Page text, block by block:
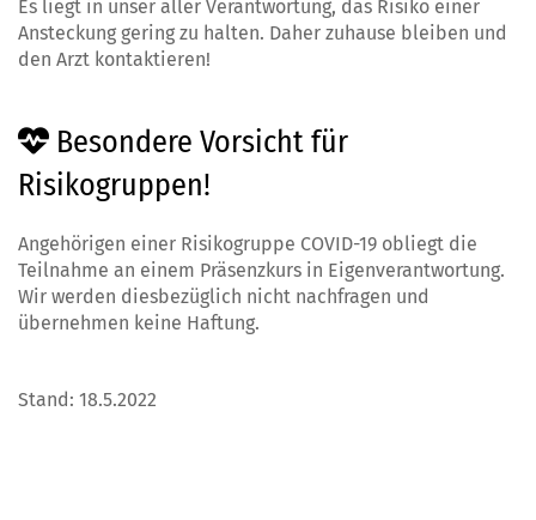
Es liegt in unser aller Verantwortung, das Risiko einer
Ansteckung gering zu halten. Daher zuhause bleiben und
den Arzt kontaktieren!
Besondere Vorsicht für
Risikogruppen!
Angehörigen einer Risikogruppe COVID-19 obliegt die
Teilnahme an einem Präsenzkurs in Eigenverantwortung.
Wir werden diesbezüglich nicht nachfragen und
übernehmen keine Haftung.
Stand: 18.5.2022